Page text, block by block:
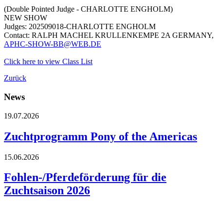
(Double Pointed Judge - CHARLOTTE ENGHOLM)
NEW SHOW
Judges: 202509018-CHARLOTTE ENGHOLM
Contact: RALPH MACHEL KRULLENKEMPE 2A GERMANY,
APHC-SHOW-BB@WEB.DE
Click here to view Class List
Zurück
News
19.07.2026
Zuchtprogramm Pony of the Americas
15.06.2026
Fohlen-/Pferdeförderung für die
Zuchtsaison 2026